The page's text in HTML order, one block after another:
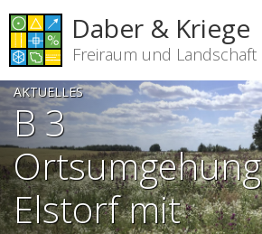
Daber & Kriege
Freiraum und Landschaft
AKTUELLES
B 3
Ortsumgehung
Elstorf mit